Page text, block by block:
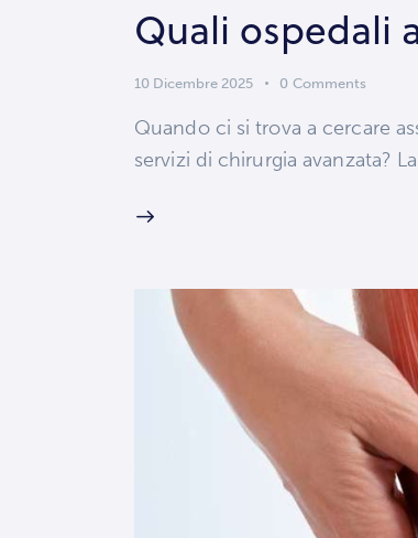
Quali ospedali
10 Dicembre 2025 0 Comments
Quando ci si trova a cercare
servizi di chirurgia avanzata?